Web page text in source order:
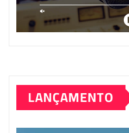
LANÇAMENTO